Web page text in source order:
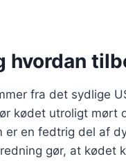
hvordan
fra det sydlige
kødet utroligt mørt
en fedtrig del af
gør, at kødet